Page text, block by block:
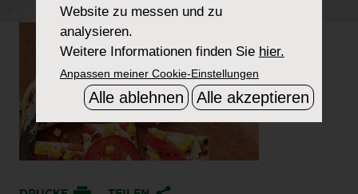
Website zu messen und zu
analysieren.
Weitere Informationen finden Sie hier.
Anpassen meiner Cookie-Einstellungen
Alle ablehnen Alle akzeptieren